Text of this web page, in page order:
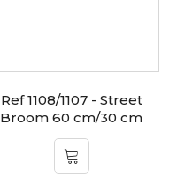
Ref 1108/1107 - Street
Broom 60 cm/30 cm